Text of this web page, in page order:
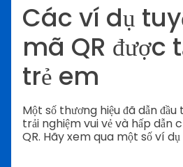
Các ví dụ
mã QR được
trẻ em
Một số thương hiệu đã dẫn
trải nghiệm vui vẻ và hấp dẫn
QR. Hãy xem qua một số ví